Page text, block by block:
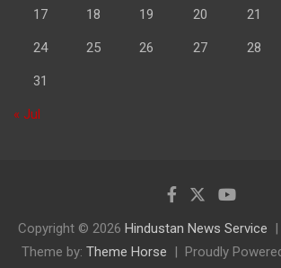
17 18 19 20 21
24 25 26 27 28
31
« Jul
Copyright © 2026 Hindustan News Service
Theme by: Theme Horse Proudly